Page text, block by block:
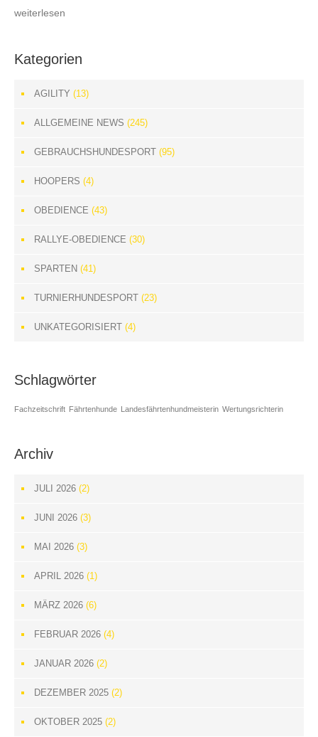
weiterlesen
Kategorien
AGILITY (13)
ALLGEMEINE NEWS (245)
GEBRAUCHSHUNDESPORT (95)
HOOPERS (4)
OBEDIENCE (43)
RALLYE-OBEDIENCE (30)
SPARTEN (41)
TURNIERHUNDESPORT (23)
UNKATEGORISIERT (4)
Schlagwörter
Fachzeitschrift Fährtenhunde Landesfährtenhundmeisterin Wertungsrichterin
Archiv
JULI 2026 (2)
JUNI 2026 (3)
MAI 2026 (3)
APRIL 2026 (1)
MÄRZ 2026 (6)
FEBRUAR 2026 (4)
JANUAR 2026 (2)
DEZEMBER 2025 (2)
OKTOBER 2025 (2)